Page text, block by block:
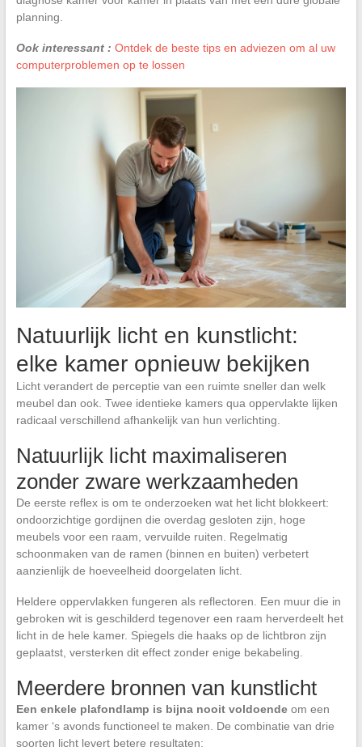
planning.
Ook interessant : Ontdek de beste tips en adviezen om al uw
computerproblemen op te lossen
Natuurlijk licht en kunstlicht:
elke kamer opnieuw bekijken
Licht verandert de perceptie van een ruimte sneller dan welk
meubel dan ook. Twee identieke kamers qua oppervlakte lijken
radicaal verschillend afhankelijk van hun verlichting.
Natuurlijk licht maximaliseren
zonder zware werkzaamheden
De eerste reflex is om te onderzoeken wat het licht blokkeert:
ondoorzichtige gordijnen die overdag gesloten zijn, hoge
meubels voor een raam, vervuilde ruiten. Regelmatig
schoonmaken van de ramen (binnen en buiten) verbetert
aanzienlijk de hoeveelheid doorgelaten licht.
Heldere oppervlakken fungeren als reflectoren. Een muur die in
gebroken wit is geschilderd tegenover een raam herverdeelt het
licht in de hele kamer. Spiegels die haaks op de lichtbron zijn
geplaatst, versterken dit effect zonder enige bekabeling.
Meerdere bronnen van kunstlicht
Een enkele plafondlamp is bijna nooit voldoendeom een
kamer ‘s avonds functioneel te maken. De combinatie van drie
soorten licht levert betere resultaten: